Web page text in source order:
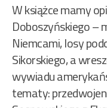
W książce mamy
Doboszyńskiego –
Niemcami, losy
Sikorskiego, a
wywiadu
tematy: